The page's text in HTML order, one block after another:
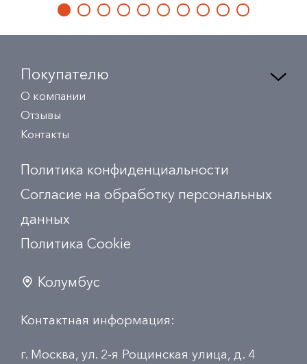
Покупателю
О компании
Отзывы
Контакты
Политика конфиденциальности
Согласие на обработку персональных
данных
Политика Сookie
Колумбус
Контактная информация:
г. Москва, ул. 2-я Рощинская улица, д. 4